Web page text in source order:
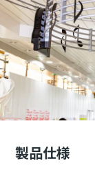
製品仕様